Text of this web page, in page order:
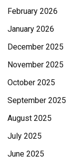
February 2026
January 2026
December 2025
November 2025
October 2025
September 2025
August 2025
July 2025
June 2025